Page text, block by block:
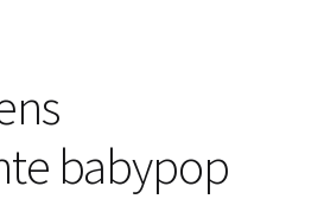
babypop